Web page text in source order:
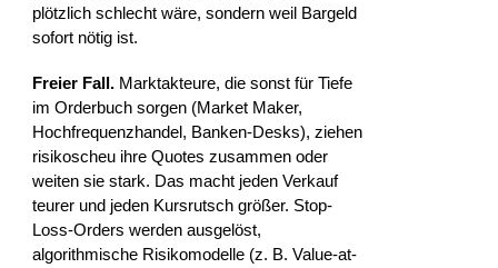
plötzlich schlecht wäre, sondern weil Bargeld
sofort nötig ist.
Freier Fall. Marktakteure, die sonst für Tiefe
im Orderbuch sorgen (Market Maker,
Hochfrequenzhandel, Banken-Desks), ziehen
risikoscheu ihre Quotes zusammen oder
weiten sie stark. Das macht jeden Verkauf
teurer und jeden Kursrutsch größer. Stop-
Loss-Orders werden ausgelöst,
algorithmische Risikomodelle (z. B. Value-at-